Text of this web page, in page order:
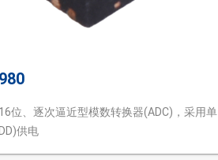
位、逐次逼近型模数转换器(ADC)，采用单
供电